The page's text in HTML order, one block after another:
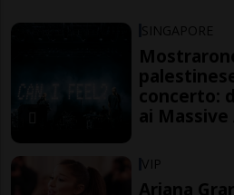
SINGAPORE
concerto:
ai
VIP
Ariana